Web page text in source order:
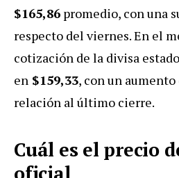
$165,86 promedio, con una
respecto del viernes.En el
cotización de la divisa
en $159,33, con un aumento
relación al último cierre.
Cuál es el precio